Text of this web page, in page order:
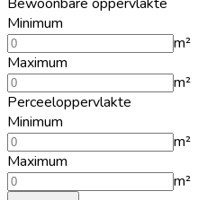
Minimum
m²
Maximum
m²
Perceeloppervlakte
Minimum
m²
Maximum
m²